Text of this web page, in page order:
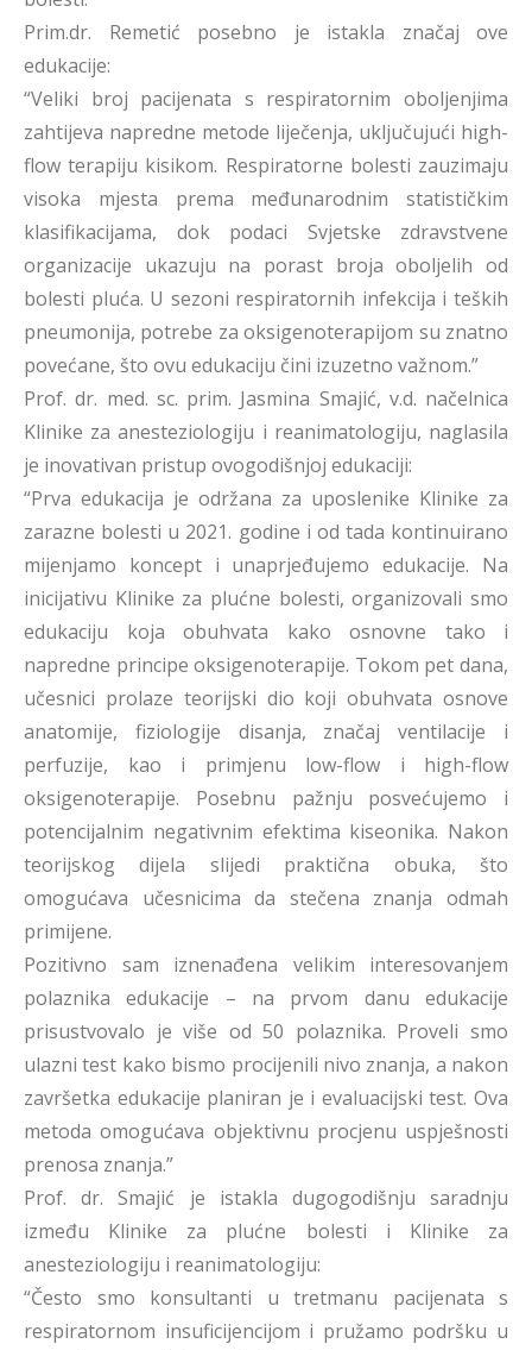
Prim.dr. Remetić posebno je istakla značaj ove
edukacije:
“Veliki broj pacijenata s respiratornim oboljenjima
zahtijeva napredne metode liječenja, uključujući high-
flow terapiju kisikom. Respiratorne bolesti zauzimaju
visoka mjesta prema međunarodnim statističkim
klasifikacijama, dok podaci Svjetske zdravstvene
organizacije ukazuju na porast broja oboljelih od
bolesti pluća. U sezoni respiratornih infekcija i teških
pneumonija, potrebe za oksigenoterapijom su znatno
povećane, što ovu edukaciju čini izuzetno važnom.”
Prof. dr. med. sc. prim. Jasmina Smajić, v.d. načelnica
Klinike za anesteziologiju i reanimatologiju, naglasila
je inovativan pristup ovogodišnjoj edukaciji:
“Prva edukacija je održana za uposlenike Klinike za
zarazne bolesti u 2021. godine i od tada kontinuirano
mijenjamo koncept i unaprjeđujemo edukacije. Na
inicijativu Klinike za plućne bolesti, organizovali smo
edukaciju koja obuhvata kako osnovne tako i
napredne principe oksigenoterapije. Tokom pet dana,
učesnici prolaze teorijski dio koji obuhvata osnove
anatomije, fiziologije disanja, značaj ventilacije i
perfuzije, kao i primjenu low-flow i high-flow
oksigenoterapije. Posebnu pažnju posvećujemo i
potencijalnim negativnim efektima kiseonika. Nakon
teorijskog dijela slijedi praktična obuka, što
omogućava učesnicima da stečena znanja odmah
primijene.
Pozitivno sam iznenađena velikim interesovanjem
polaznika edukacije – na prvom danu edukacije
prisustvovalo je više od 50 polaznika. Proveli smo
ulazni test kako bismo procijenili nivo znanja, a nakon
završetka edukacije planiran je i evaluacijski test. Ova
metoda omogućava objektivnu procjenu uspješnosti
prenosa znanja.”
Prof. dr. Smajić je istakla dugogodišnju saradnju
između Klinike za plućne bolesti i Klinike za
anesteziologiju i reanimatologiju:
“Često smo konsultanti u tretmanu pacijenata s
respiratornom insuficijencijom i pružamo podršku u